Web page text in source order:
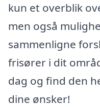
kun et overblik
men også
sammenligne
frisører i dit
dag og find den
dine ønsker!